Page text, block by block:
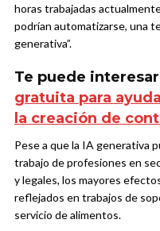
horas trabajadas
podrían automatizarse, una
generativa”.
Te puede
gratuita para
la creación de
Pese a que la IA generativa
trabajo de profesiones en
y legales, los mayores
reflejados en trabajos de
servicio de alimentos.